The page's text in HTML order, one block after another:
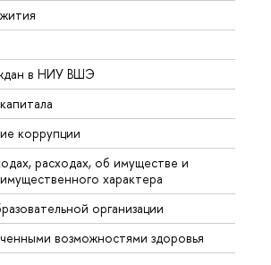
в НИУ ВШЭ
коррупции
расходах, об имуществе и
характера
организации
возможностями здоровья